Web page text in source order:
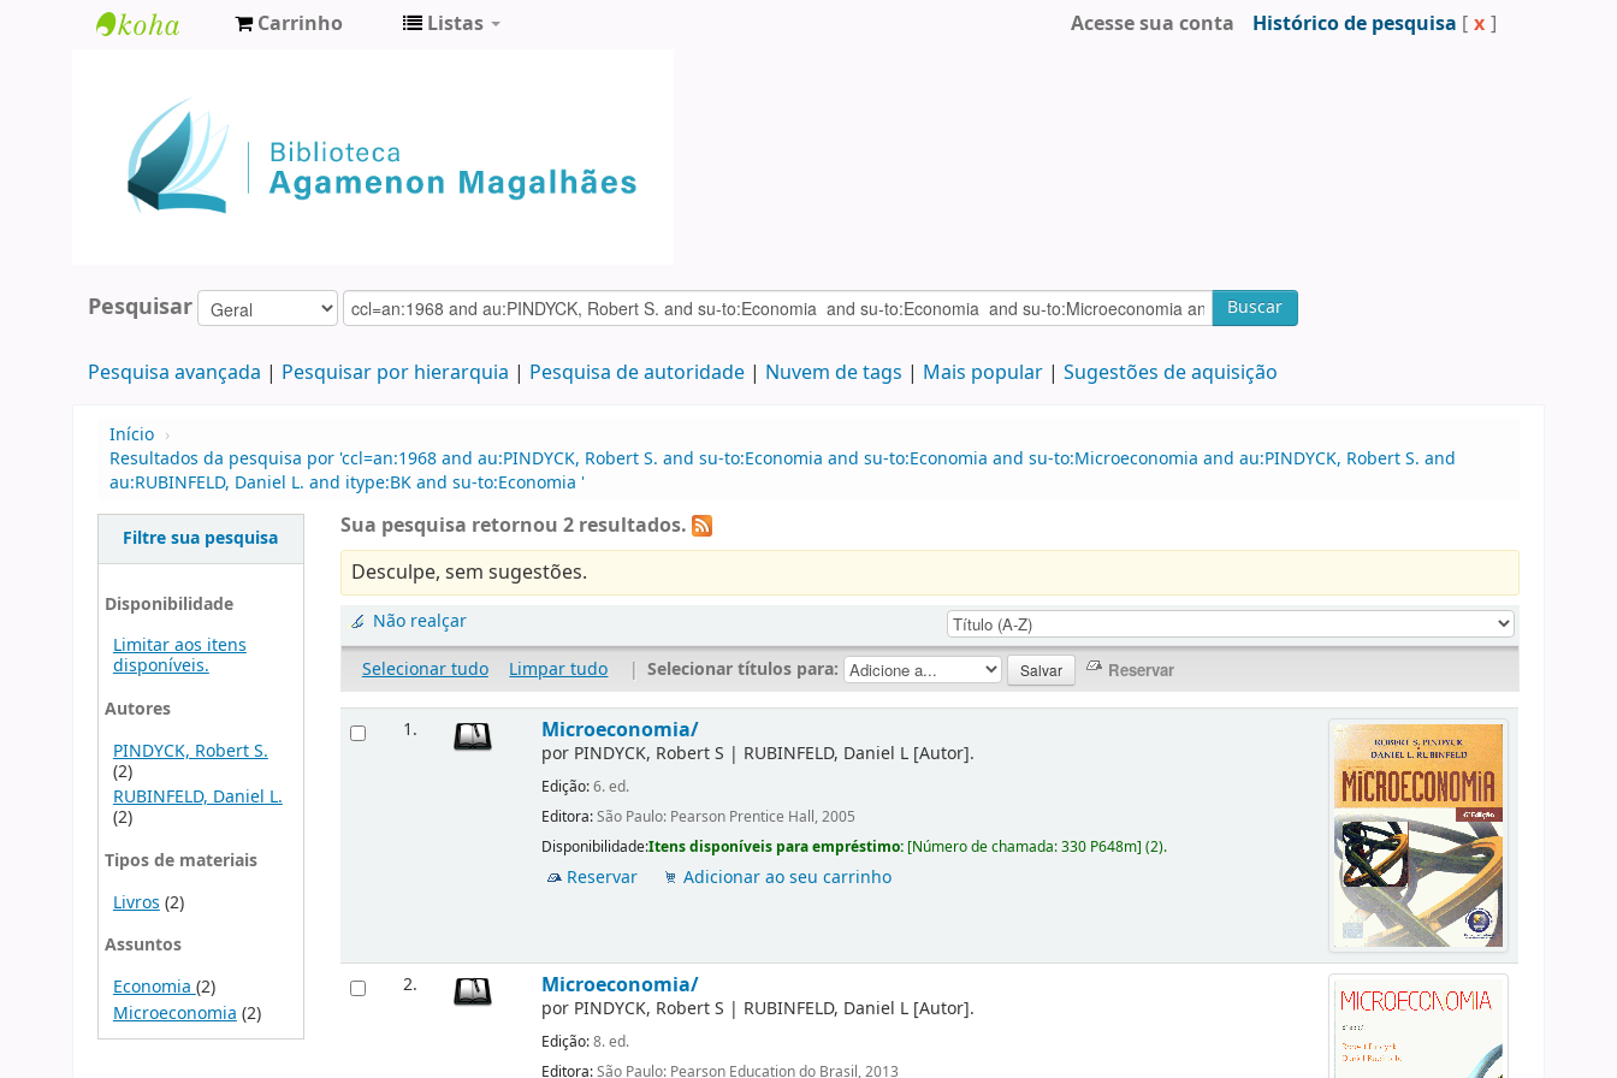
Agamenon
Magalhães
Carrinho Listas Acesse sua conta Histórico de pesquisa [ x ]
Pesquisar Buscar
Pesquisa avançada Pesquisar por hierarquia Pesquisa de autoridade Nuvem de tags Mais popular Sugestões de aquisição
Início ›
Resultados da pesquisa por 'ccl=an:1968 and au:PINDYCK, Robert S. and su-to:Economia and su-to:Economia and su-to:Microeconomia and au:PINDYCK, Robert S. and
au:RUBINFELD, Daniel L. and itype:BK and su-to:Economia '
Filtre sua pesquisa
Disponibilidade
Limitar aos itens
disponíveis.
Autores
PINDYCK, Robert S.
(2)
RUBINFELD, Daniel L.
(2)
Tipos de materiais
Livros (2)
Assuntos
Economia (2)
Microeconomia (2)
Sua pesquisa retornou 2 resultados.
Desculpe, sem sugestões.
Não realçar
Selecionar tudo
Limpar tudo | Selecionar títulos para:
1. Microeconomia/
por PINDYCK, Robert S | RUBINFELD, Daniel L [Autor].
Edição:6. ed.
Editora:São Paulo: Pearson Prentice Hall, 2005
Disponibilidade:Itens disponíveis para empréstimo: [Número de chamada:330 P648m](2).
Reservar Adicionar ao seu carrinho
2. Microeconomia/
por PINDYCK, Robert S | RUBINFELD, Daniel L [Autor].
Edição:8. ed.
Editora:São Paulo: Pearson Education do Brasil, 2013